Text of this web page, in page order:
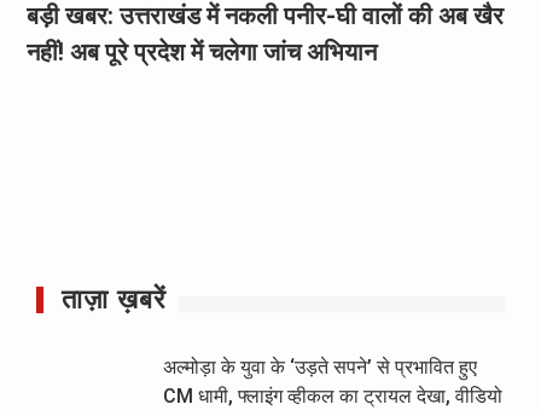
बड़ी खबर: उत्तराखंड में नकली पनीर-घी वालों की अब खैर
नहीं! अब पूरे प्रदेश में चलेगा जांच अभियान
ताज़ा ख़बरें
अल्मोड़ा के युवा के ‘उड़ते सपने’ से प्रभावित हुए
CM धामी, फ्लाइंग व्हीकल का ट्रायल देखा, वीडियो